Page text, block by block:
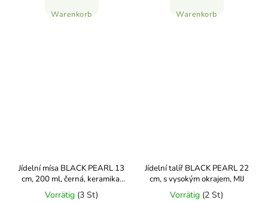
Warenkorb
Warenkorb
Jídelní mísa BLACK PEARL 13
cm, 200 ml, černá, keramika,
MIJ
Vorrätig (3 St)
Jídelní talíř BLACK PEARL 22
cm, s vysokým okrajem, MIJ
Vorrätig (2 St)